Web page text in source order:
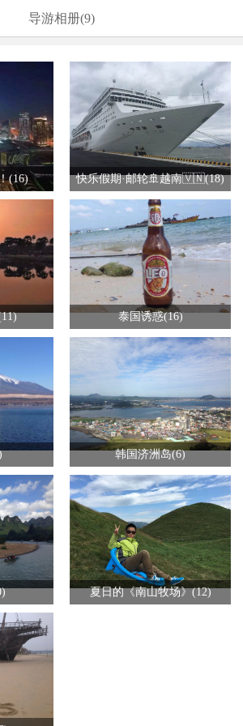
导游相册(9)
(16) 快乐假期·邮轮🚢越南🇻🇳(18)
泰国诱惑(16)
韩国济洲岛(6)
夏日的《南山牧场》(12)